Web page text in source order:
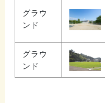
グラウ
ンド
グラウ
ンド